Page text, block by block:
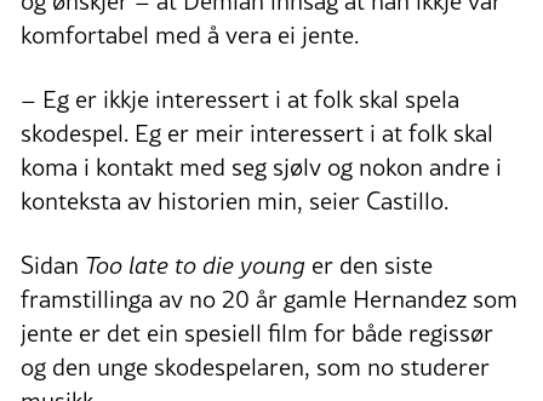
komfortabel med å vera ei jente.
– Eg er ikkje interessert i at folk skal spela
skodespel. Eg er meir interessert i at folk skal
koma i kontakt med seg sjølv og nokon andre i
konteksta av historien min, seier Castillo.
Sidan Too late to die young er den siste
framstillinga av no 20 år gamle Hernandez som
jente er det ein spesiell film for både regissør
og den unge skodespelaren, som no studerer